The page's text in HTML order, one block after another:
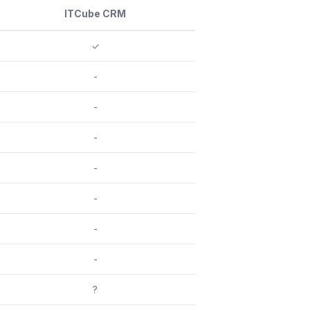
ITCube CRM
✓
-
-
-
-
-
-
-
?